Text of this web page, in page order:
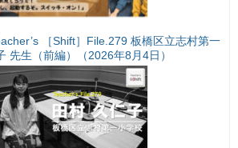
［Shift］File.279 板橋区立志村第一
先生（前編）（2026年8月4日）